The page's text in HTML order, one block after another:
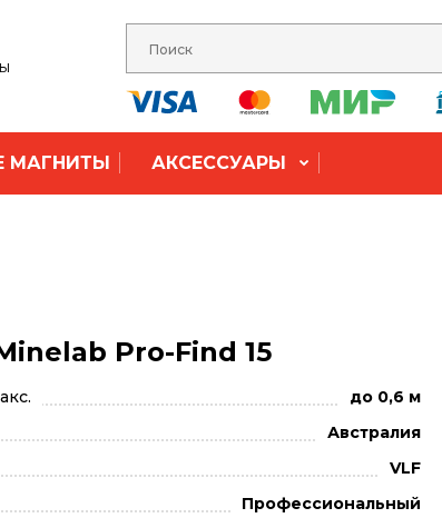
МАГНИТЫ АКСЕССУАРЫ
Pro-Find 15
до 0,6 м
Австралия
VLF
Профессиональный